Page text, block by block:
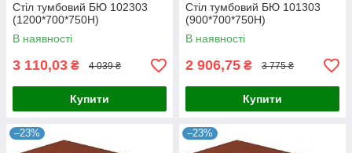
Стіл тумбовий БЮ 102303
(1200*700*750Н)
В наявності
3 110,03 ₴ 4 039 ₴
Купити
Стіл тумбовий БЮ 101303
(900*700*750Н)
В наявності
2 906,75 ₴ 3 775 ₴
Купити
–23% –23%